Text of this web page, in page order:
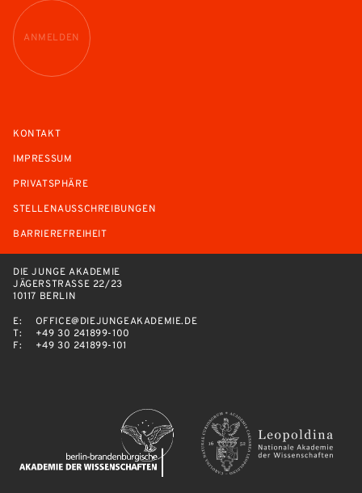
ANMELDEN
KONTAKT
IMPRESSUM
PRIVATSPHÄRE
STELLENAUSSCHREIBUNGEN
BARRIEREFREIHEIT
DIE JUNGE AKADEMIE
JÄGERSTRASSE 22/23
10117 BERLIN
E:
OFFICE@DIEJUNGEAKADEMIE.DE
T:
+49 30 241899-100
F:
+49 30 241899-101